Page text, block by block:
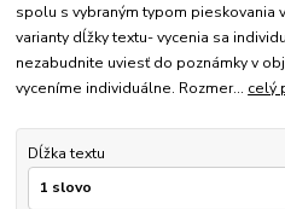
spolu s vybraným typom pieskovania
varianty dĺžky textu- vycenia sa
nezabudnite uviesť do poznámky v
vyceníme individuálne. Rozmer... celý
Dĺžka textu